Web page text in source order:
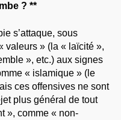
? **
s’attaque, sous
valeurs » (la « laïcité »,
», etc.) aux signes
« islamique » (le
ces offensives ne sont
plus général de tout
», comme « non-